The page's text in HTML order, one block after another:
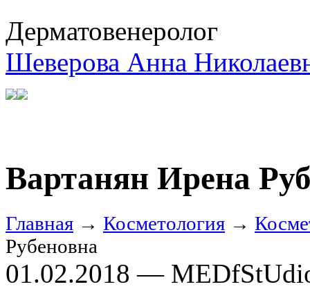
Дерматовенеролог
Шеверова Анна
Вартанян Ирена
Главная → Косметология →
Рубеновна
01.02.2018 —